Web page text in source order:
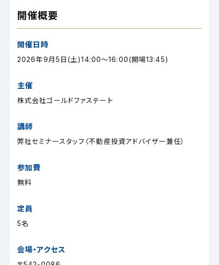
開催概要
開催日時
2026年9月5日(土)14:00～16:00(開場13:45)
主催
株式会社ゴールドファステート
講師
弊社セミナースタッフ（不動産投資アドバイザー兼任）
参加費
無料
定員
5名
会場・アクセス